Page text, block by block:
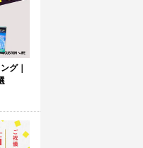
グ｜